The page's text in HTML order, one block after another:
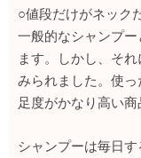
○値段だけがネック
一般的なシャンプ
ます。しかし、そ
みられました。使
足度がかなり高い商
シャンプーは毎日